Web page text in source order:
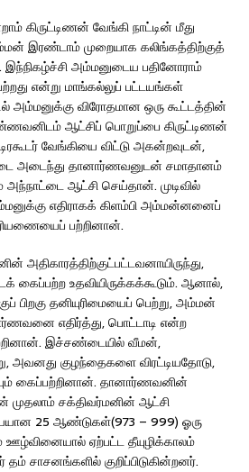
கிருட்டிணன் வேங்கி நாட்டின் மீது
இரண்டாம் முறையாக கலிங்கத்திற்குத்
இந்நிகழ்ச்சி அம்மனுடைய பதினோராம்
என்று மாங்கல்லுப் பட்டயங்கள்
அம்மனுக்கு விரோதமான ஒரு கூட்டத்தின்
ஆட்சிப் பொறுப்பை கிருட்டிணன்
வேங்கியை விட்டு அகன்றவுடன்,
அடைந்து தானார்ணவனுடன் சமாதானம்
ஆட்சி செய்தான். முடிவில்
எதிராகக் கிளம்பி அம்மன்னனைப்
பற்றினான்.
அதிகாரத்திற்குட்பட்டவனாயிருந்து,
உதவியிருக்கக்கூடும். ஆனால்,
பிறகு தனியுரிமையைப் பெற்று, அம்மன்
எதிர்த்து, பொட்டாடி என்ற
இச்சண்டையில் வீமன்,
குழந்தைகளை விரட்டியதோடு,
கைப்பற்றினான். தானார்ணவனின்
சக்திவர்மனின் ஆட்சி
25 ஆண்டுகள்(973 – 999) ஓரு
ஏற்பட்ட தீயுழிக்காலம்
சாசனங்களில் குறிப்பிடுகின்றனர்.